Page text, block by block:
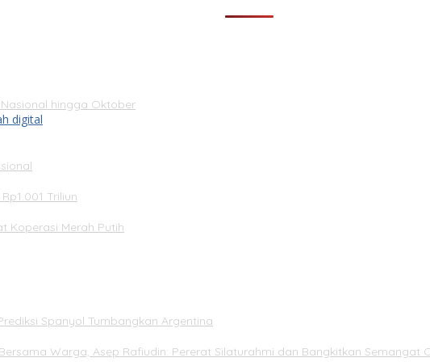
hingga Oktober
Triliun
Koperasi Merah Putih
Spanyol Tumbangkan Argentina
Warga, Asep Rafiudin: Pererat Silaturahmi dan Bangkitkan Semangat